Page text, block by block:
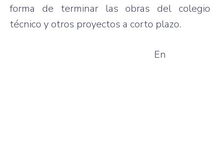
forma de terminar las obras del colegio
técnico y otros proyectos a corto plazo.
En